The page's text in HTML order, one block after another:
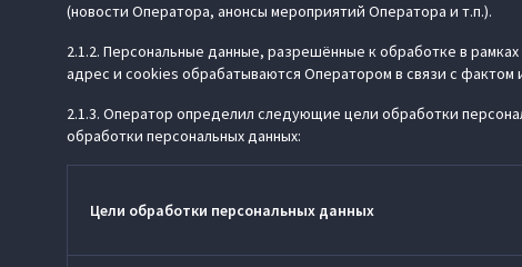
(новости Оператора, анонсы мероприятий Оператора и т.п.).
2.1.2. Персональные данные, разрешённые к обработке в
адрес и cookies обрабатываются Оператором в связи с фактом
2.1.3. Оператор определил следующие цели обработки
обработки персональных данных:
Цели обработки персональных данных